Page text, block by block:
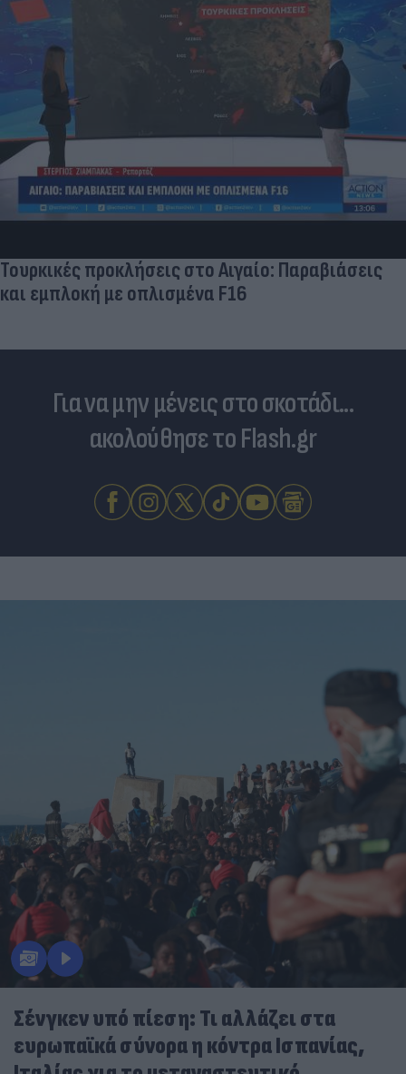
Τουρκικές προκλήσεις στο Αιγαίο: Παραβιάσεις
και εμπλοκή με οπλισμένα F16
Για να μην μένεις στο σκοτάδι...
ακολούθησε το Flash.gr
Σένγκεν υπό πίεση: Τι αλλάζει στα
ευρωπαϊκά σύνορα η κόντρα Ισπανίας,